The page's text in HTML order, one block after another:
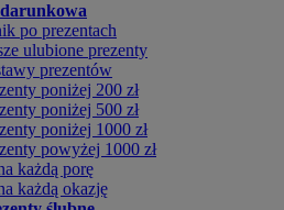
po prezentach
ulubione prezenty
prezentów
poniżej 200 zł
poniżej 500 zł
poniżej 1000 zł
powyżej 1000 zł
każdą porę
każdą okazję